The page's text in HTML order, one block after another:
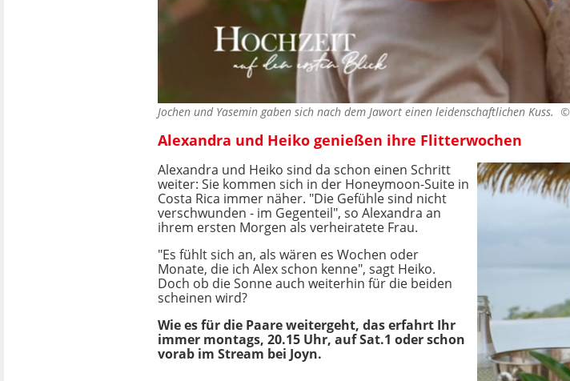
Jochen und Yasemin gaben sich nach dem Jawort einen leidenschaftlichen Kuss. ©
Alexandra und Heiko genießen ihre Flitterwochen
Alexandra und Heiko sind da schon einen Schritt
weiter: Sie kommen sich in der Honeymoon-Suite in
Costa Rica immer näher. "Die Gefühle sind nicht
verschwunden - im Gegenteil", so Alexandra an
ihrem ersten Morgen als verheiratete Frau.
"Es fühlt sich an, als wären es Wochen oder
Monate, die ich Alex schon kenne", sagt Heiko.
Doch ob die Sonne auch weiterhin für die beiden
scheinen wird?
Wie es für die Paare weitergeht, das erfahrt Ihr
immer montags, 20.15 Uhr, auf Sat.1 oder schon
vorab im Stream bei Joyn.